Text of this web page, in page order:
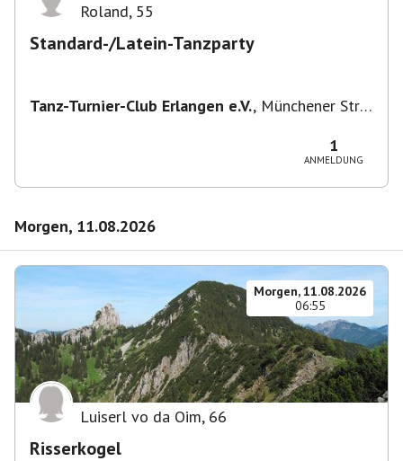
Roland, 55
Standard-/Latein-Tanzparty
Tanz-Turnier-Club Erlangen e.V., Münchener Str.
1
ANMELDUNG
Morgen, 11.08.2026
Morgen, 11.08.2026
06:55
Luiserl vo da Oim, 66
Risserkogel